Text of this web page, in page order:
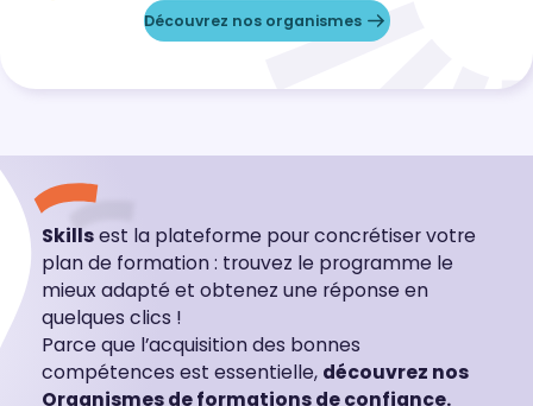
Découvrez nos organismes
Skillsest la plateforme pour concrétiser votre
plan de formation : trouvez le programme le
mieux adapté et obtenez une réponse en
quelques clics !
Parce que l’acquisition des bonnes
compétences est essentielle, découvrez nos
Organismes de formations de confiance.